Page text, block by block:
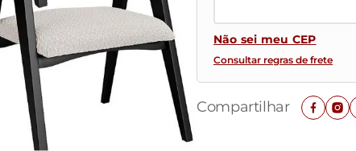
Não sei meu CEP
Consultar regras de frete
Compartilhar